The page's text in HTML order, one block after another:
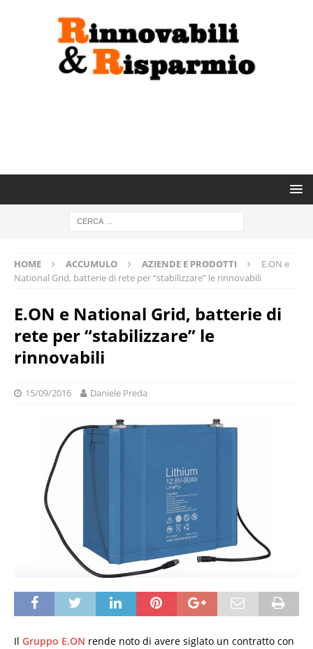
HOME ACCUMULO AZIENDE E PRODOTTI
E.ON e
National Grid, batterie di rete per “stabilizzare” le rinnovabili
E.ON e National Grid, batterie di
rete per “stabilizzare” le
rinnovabili
15/09/2016 Daniele Preda
Il Gruppo E.ON rende noto di avere siglato un contratto con